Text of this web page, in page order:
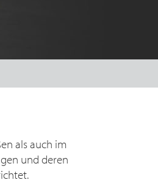
als auch im
und deren